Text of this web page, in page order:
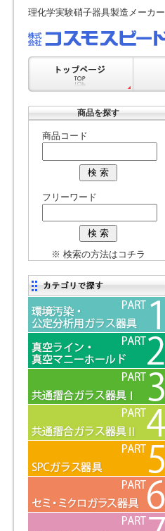
理化学実験硝子器具製造メーカー
商品を探す
商品コード
フリーワード
※ 検索の方法はコチラ